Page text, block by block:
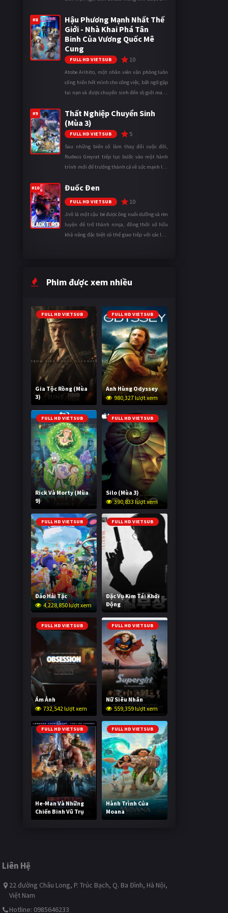
cậu được Thần Tình Y ...
#8
Hậu Phương Mạnh Nhất Thế
Giới - Nhà Khai Phá Tân
Binh Của Vương Quốc Mê
Cung
FULL HD VIETSUB 10
Atobe Arihito, một nhân viên văn phòng luôn
cống hiến hết mình cho công việc, bất ngờ gặp
tai nạn và được chuyển sinh đến dị giới mang
thành một mạo hiểm gi ...
#9
Thất Nghiệp Chuyển Sinh
(Mùa 3)
FULL HD VIETSUB 5
Sau những biến cố làm thay đổi cuộc đời,
Rudeus Greyrat tiếp tục bước vào một hành
trình mới để trưởng thành cả về sức mạnh lẫn
ngày càng khắc nghiệt, anh ...
#10 Đuốc Đen
FULL HD VIETSUB 10
Jirô là một cậu bé được ông nuôi dưỡng và rèn
luyện để trở thành ninja, đồng thời sở hữu
khả năng đặc biệt có thể giao tiếp với các loài
Phim được xem nhiều
FULL HD VIETSUB
Gia Tộc Rồng (Mùa
3)
2,057,443 lượt xem
FULL HD VIETSUB
Anh Hùng Odyssey
980,327 lượt xem
FULL HD VIETSUB
Rick Và Morty (Mùa
9)
3,010,853 lượt xem
FULL HD VIETSUB
Silo (Mùa 3)
390,833 lượt xem
FULL HD VIETSUB
Đảo Hải Tặc
4,228,850 lượt xem
FULL HD VIETSUB
Đặc Vụ Kim Tái Khởi
Động
608,387 lượt xem
FULL HD VIETSUB
Ám Ảnh
732,542 lượt xem
FULL HD VIETSUB
Nữ Siêu Nhân
559,359 lượt xem
FULL HD VIETSUB
He-Man Và Những
Chiến Binh Vũ Trụ
249,821 lượt xem
FULL HD VIETSUB
Hành Trình Của
Moana
500,261 lượt xem
Liên Hệ
22 đường Châu Long, P. Trúc Bạch, Q. Ba Đình, Hà Nội,
Việt Nam
Hotline: 0985646233